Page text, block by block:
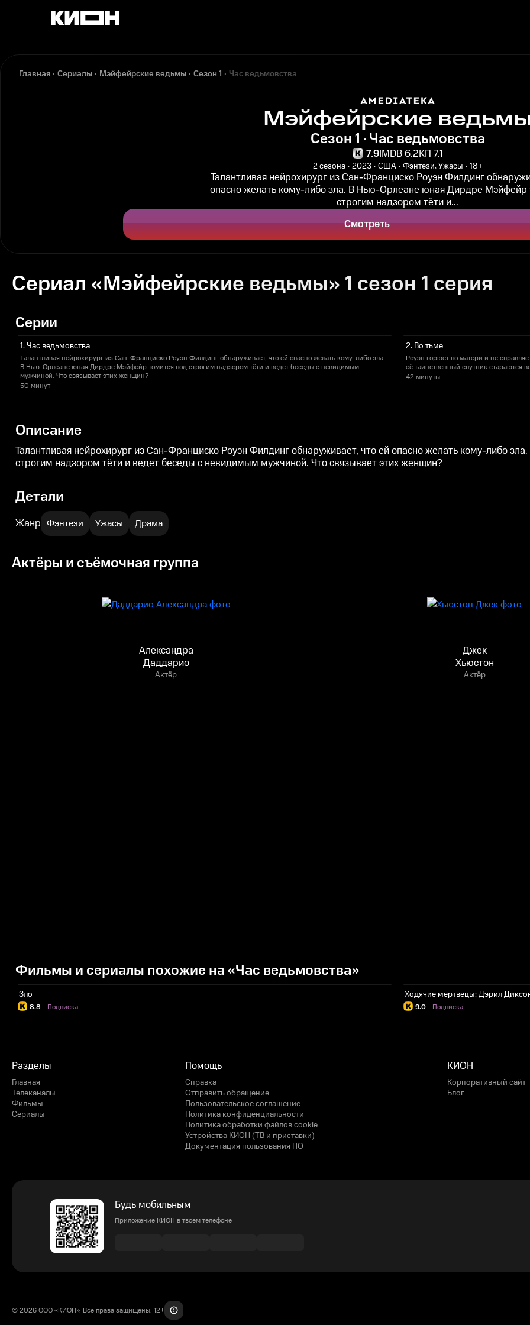
Главная Сериалы Мэйфейрские ведьмы Сезон 1 Час ведьмовства
Мэйфейрские
Сезон 1 · Час ведьмовства
7.9IMDB 6.2КП 7.1
2 сезона 2023 США Фэнтези, Ужасы 18+
Талантливая нейрохирург из Сан-Франциско Роуэн Филдинг
опасно желать кому-либо зла. В Нью-Орлеане юная Дирдре Мэйфейр
строгим надзором тёти и...
Смотреть
Сериал «Мэйфейрские ведьмы» 1 сезон 1 серия
Серии
1. Час ведьмовства
Талантливая нейрохирург из Сан-Франциско Роуэн Филдинг обнаруживает, что ей опасно желать кому-либо зла.
В Нью-Орлеане юная Дирдре Мэйфейр томится под строгим надзором тёти и ведет беседы с невидимым
мужчиной. Что связывает этих женщин?
50 минут
2. Во тьме
Роуэн горюет по матери и не справляется со своим даром. Сиприену не
её таинственный спутник стараются
42 минуты
Описание
Талантливая нейрохирург из Сан-Франциско Роуэн Филдинг обнаруживает, что ей опасно желать кому-либо
строгим надзором тёти и ведет беседы с невидимым мужчиной. Что связывает этих женщин?
Детали
Жанр Фэнтези Ужасы Драма
Актёры и съёмочная группа
Александра
Даддарио
Актёр
Джек
Хьюстон
Актёр
Фильмы и сериалы похожие на «Час ведьмовства»
Зло
8.8 Подписка
·
Ходячие мертвецы: Дэрил
9.0 Подписка
·
Разделы
Главная
Телеканалы
Фильмы
Сериалы
Помощь
Справка
Отправить обращение
Пользовательское соглашение
Политика конфиденциальности
Политика обработки файлов cookie
Устройства КИОН (ТВ и приставки)
Документация пользования ПО
КИОН
Корпоративный сайт
Блог
Будь мобильным
Приложение КИОН в твоем телефоне
© 2026 ООО «КИОН». Все права защищены. 12+